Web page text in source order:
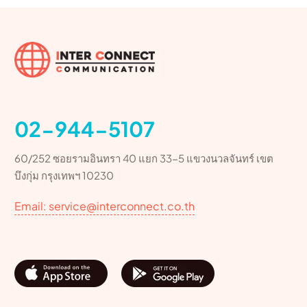
02-944-5107
60/252 ซอยรามอินทรา 40 แยก 33-5 แขวงนวลจันทร์ เขต
บึงกุ่ม กรุงเทพฯ 10230
Email: service@interconnect.co.th